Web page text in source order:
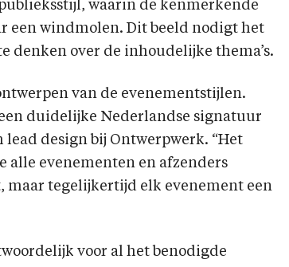
waarin de kenmerkende
een windmolen. Dit beeld nodigt het
denken over de inhoudelijke thema’s.
van de evenementstijlen.
duidelijke Nederlandse signatuur
design bij Ontwerpwerk. “Het
alle evenementen en afzenders
tegelijkertijd elk evenement een
voor al het benodigde